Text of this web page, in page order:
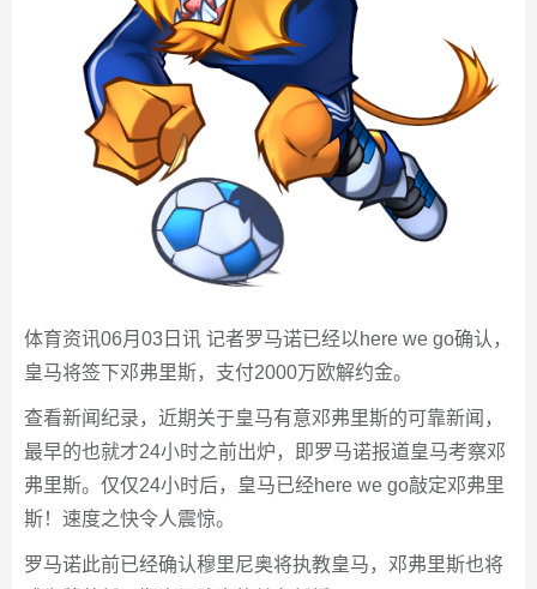
体育资讯06月03日讯 记者罗马诺已经以here we go确认，
皇马将签下邓弗里斯，支付2000万欧解约金。
查看新闻纪录，近期关于皇马有意邓弗里斯的可靠新闻，
最早的也就才24小时之前出炉，即罗马诺报道皇马考察邓
弗里斯。仅仅24小时后，皇马已经here we go敲定邓弗里
斯！速度之快令人震惊。
罗马诺此前已经确认穆里尼奥将执教皇马，邓弗里斯也将